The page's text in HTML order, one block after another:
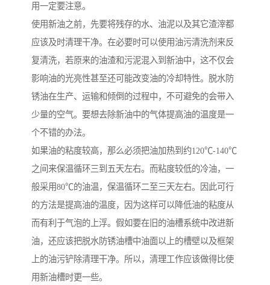
用一定要注意。
使用新油之前，先要将残存的水、油泥以及其它渣滓都
应该及时清理干净。在必要时可以使用油污清洗剂来反
复清洗，若原来的油渣和污泥混入到新油中，这不仅会
影响油的光亮性甚至还可能改变油的冷却特性。脱水防
锈油在生产、运输和倾倒的过程中，不可避免的会带入
少量的空气。要想去除新油中的气体提高油的温度是一
个不错的办法。
如果油的粘度较高，那么必须把油加热到约120℃-140℃
之间来保温循环三到五天左右。而粘度较低的冷油，一
般采用80℃的油温，保温循环二至三天左右。因此可行
的方法是提高油的温度，因为这样可以降低油的粘度从
而有利于气泡的上浮。假如要在旧的油槽系统中改进新
油，还应该把脱水防锈油槽中油面以上的槽壁以及框架
上的油污铲除清理干净。所以，清理工作应该做得比使
用新油槽时更一些。